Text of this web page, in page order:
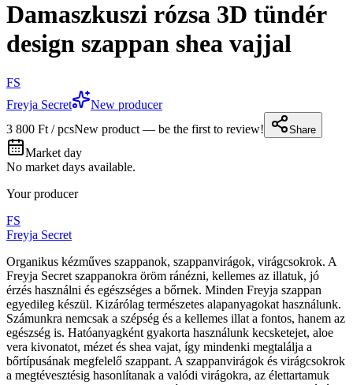
Damaszkuszi rózsa 3D tündér
design szappan shea vajjal
FS
Freyja Secret
New producer
3 800 Ft / pcsNew product — be the first to review! Share
Market day
No market days available.
Your producer
FS
Freyja Secret
Organikus kézműves szappanok, szappanvirágok, virágcsokrok. A
Freyja Secret szappanokra öröm ránézni, kellemes az illatuk, jó
érzés használni és egészséges a bőrnek. Minden Freyja szappan
egyedileg készül. Kizárólag természetes alapanyagokat használunk.
Számunkra nemcsak a szépség és a kellemes illat a fontos, hanem az
egészség is. Hatóanyagként gyakorta használunk kecsketejet, aloe
vera kivonatot, mézet és shea vajat, így mindenki megtalálja a
bőrtípusának megfelelő szappant. A szappanvirágok és virágcsokrok
a megtévesztésig hasonlítanak a valódi virágokra, az élettartamuk